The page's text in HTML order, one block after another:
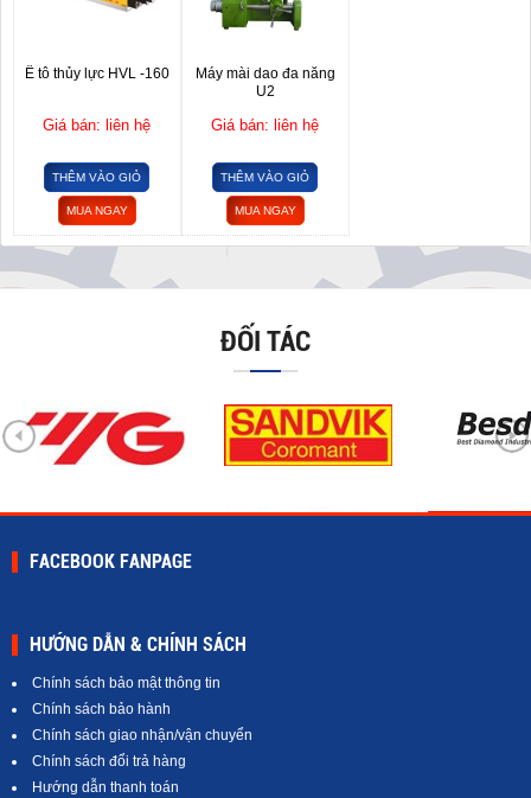
Ê tô thủy lực HVL -160
Giá bán: liên hệ
THÊM VÀO GIỎ
MUA NGAY
Máy mài dao đa năng
U2
Giá bán: liên hệ
THÊM VÀO GIỎ
MUA NGAY
ĐỐI TÁC
FACEBOOK FANPAGE
HƯỚNG DẪN & CHÍNH SÁCH
Chính sách bảo mật thông tin
Chính sách bảo hành
Chính sách giao nhận/vận chuyển
Chính sách đổi trả hàng
Hướng dẫn thanh toán